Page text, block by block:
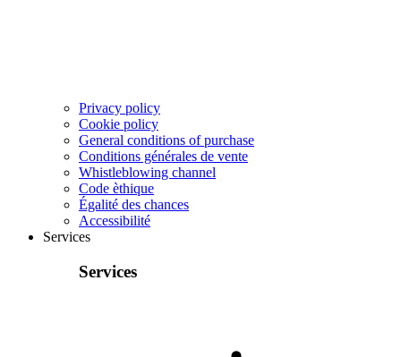
Privacy policy
Cookie policy
General conditions of purchase
Conditions générales de vente
Whistleblowing channel
Code èthique
Égalité des chances
Accessibilité
Services
Services